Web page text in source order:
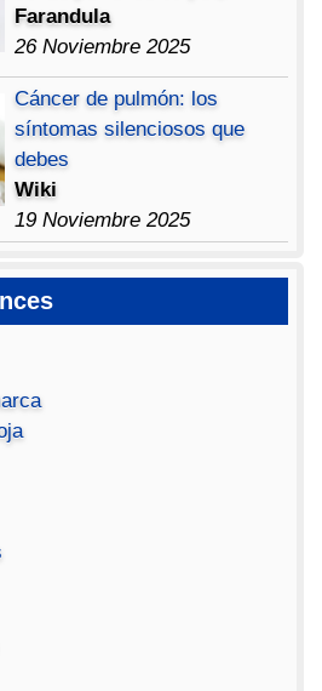
Farandula
26 Noviembre 2025
Cáncer de pulmón: los
síntomas silenciosos que
debes
Wiki
19 Noviembre 2025